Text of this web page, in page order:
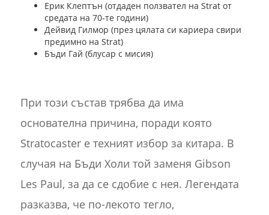
Ерик Клептън (отдаден ползвател на Strat от
средата на 70-те години)
Дейвид Гилмор (през цялата си кариера свири
предимно на Strat)
Бъди Гай (блусар с мисия)
При този състав трябва да има
основателна причина, поради която
Stratocaster е техният избор за китара. В
случая на Бъди Холи той заменя Gibson
Les Paul, за да се сдобие с нея. Легендата
разказва, че по-лекото тегло,